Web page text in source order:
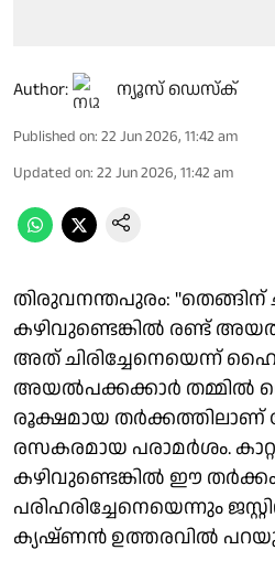
Author: ന്യൂസ് ഡെസ്ക്
Published on: 22 Jun 2026, 11:42 am
Updated on: 22 Jun 2026, 11:42 am
തിരുവനന്തപുരം: "തെങ്ങിന്
കഴിവുണ്ടെങ്കിൽ രണ്ട്
അത് ചിരിച്ചേനെയെന്ന്
അയൽപക്കക്കാർ തമ്മിൽ
രൂക്ഷമായ തർക്കത്തിലാണ്
രസകരമായ പരാമർശം.
കഴിവുണ്ടെങ്കിൽ ഈ
പരിഹരിച്ചേനെയെന്നും
ക്യഷ്ണൻ ഉത്തരവിൽ